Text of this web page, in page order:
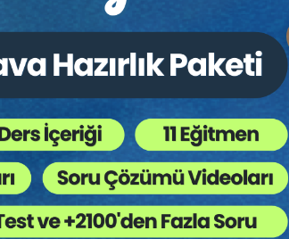
icrasına mecbur olan tarafın hatası esaslı
tarihten itibaren bir senenin geçmesiyle
ileri sürülen vakıaların hile olarak kabul
tarih ve 14-558 E, 4-722 K; 09.02.2005 tarih ve 1-7
özellikle sözleşme yapmaya sevk etmek
devamını sağlamak şeklinde tanımlanır. Hatada
kullanmak suretiyle hukuki ilişkiyi geçmişe etkili
şekle bağlı değildir. Hilenin öğrenildiği tarihten
yahut dava yoluyla bu hak kullanılabilir. Somut
hatalı irade beyanına yöneltildiğini, 5
iddiasında bulunulduğuna göre, HMK